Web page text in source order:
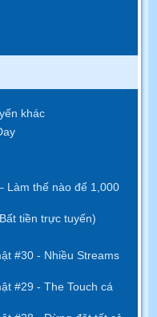
khác
Làm thế nào để 1,000
tiền trực tuyến)
#30 - Nhiều Streams
#29 - The Touch cá